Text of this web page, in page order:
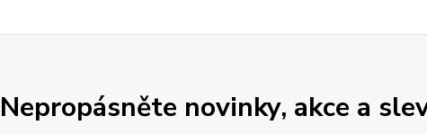
Nepropásněte novinky, akce a